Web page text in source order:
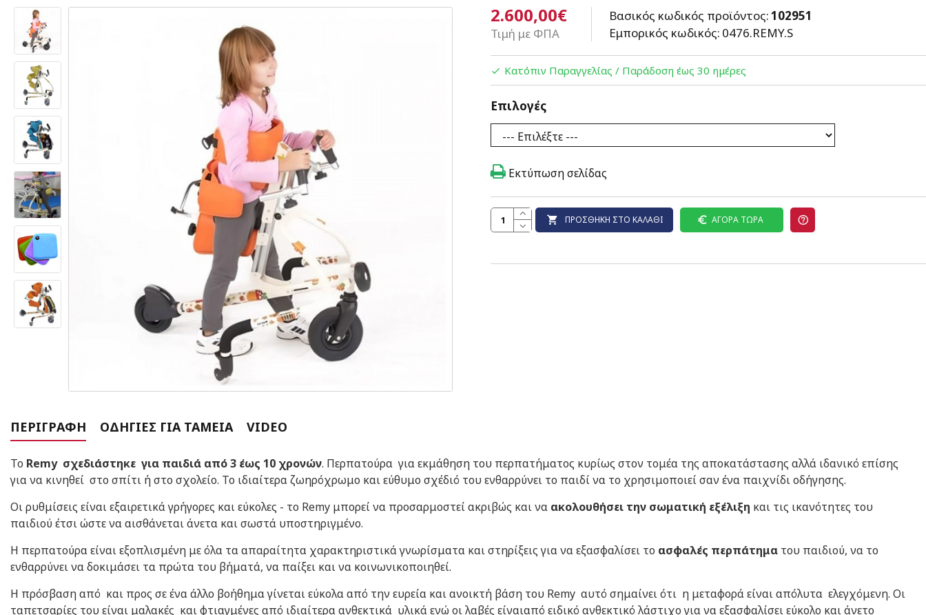
2.600,00€
Τιμή με ΦΠΑ
Βασικός κωδικός προϊόντος:102951
Εμπορικός κωδικός: 0476.REMY.S
Κατόπιν Παραγγελίας / Παράδοση έως 30 ημέρες
Επιλογές
ΠΡΟΣΘΉΚΗ ΣΤΟ ΚΑΛΆΘΙ ΑΓΟΡΆ ΤΏΡΑ
Εκτύπωση σελίδας
ΠΕΡΙΓΡΑΦΉ ΟΔΗΓΊΕΣ ΓΙΑ ΤΑΜΕΊΑ VIDEO
Το Remy σχεδιάστηκε για παιδιά από 3 έως 10 χρονών. Περπατούρα για εκμάθηση του περπατήματος κυρίως στον τομέα της αποκατάστασης αλλά ιδανικό επίσης
για να κινηθεί στο σπίτι ή στο σχολείο. Το ιδιαίτερα ζωηρόχρωμο και εύθυμο σχέδιό του ενθαρρύνει το παιδί να το χρησιμοποιεί σαν ένα παιχνίδι οδήγησης.
Οι ρυθμίσεις είναι εξαιρετικά γρήγορες και εύκολες - το Remy μπορεί να προσαρμοστεί ακριβώς και να ακολουθήσει την σωματική εξέλιξη και τις ικανότητες του
παιδιού έτσι ώστε να αισθάνεται άνετα και σωστά υποστηριγμένο.
Η περπατούρα είναι εξοπλισμένη με όλα τα απαραίτητα χαρακτηριστικά γνωρίσματα και στηρίξεις για να εξασφαλίσει το ασφαλές περπάτημα του παιδιού, να το
ενθαρρύνει να δοκιμάσει τα πρώτα του βήματά, να παίξει και να κοινωνικοποιηθεί.
Η πρόσβαση από και προς σε ένα άλλο βοήθημα γίνεται εύκολα από την ευρεία και ανοικτή βάση του Remy αυτό σημαίνει ότι η μεταφορά είναι απόλυτα ελεγχόμενη. Οι
ταπετσαρίες του είναι μαλακές και φτιαγμένες από ιδιαίτερα ανθεκτικά υλικά ενώ οι λαβές είναιαπό ειδικό ανθεκτικό λάστιχο για να εξασφαλίσει εύκολο και άνετο